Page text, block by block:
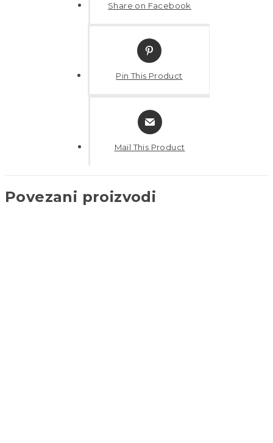
Share on Facebook
Pin This Product
Mail This Product
Povezani proizvodi